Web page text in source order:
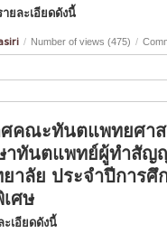
ยละเอียดดังนี้
/ Number of views (475) /
คณะทันตแพทยศาส
าทันตแพทย์ผู้ทำสัญ
าลัย ประจำปีการศึ
ศษ
เอียดดังนี้